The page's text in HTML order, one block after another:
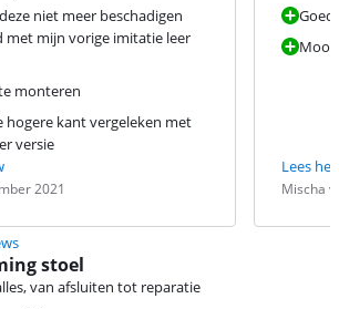
niet meer beschadigen
met mijn vorige imitatie leer
monteren
hogere kant vergeleken met
versie
2021
Mooi
Lees
Mischa
Datum:
stoel
van afsluiten tot reparatie